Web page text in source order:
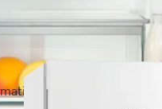
en led-verlichting
Energielabel